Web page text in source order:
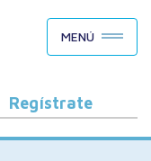
MENÚ
Regístrate